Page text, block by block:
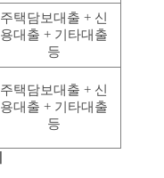
주택담보대출 + 신
용대출 + 기타대출
등
주택담보대출 + 신
용대출 + 기타대출
등